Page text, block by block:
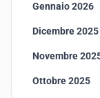
Gennaio 2026
Dicembre 2025
Novembre
Ottobre 2025